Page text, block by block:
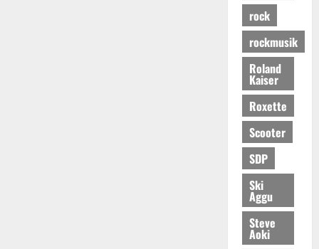
rock
rockmusik
Roland
Kaiser
Roxette
Scooter
SDP
Ski
Aggu
Steve
Aoki